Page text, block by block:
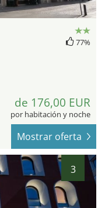
77%
de 176,00 EUR
por habitación y noche
Mostrar oferta
3